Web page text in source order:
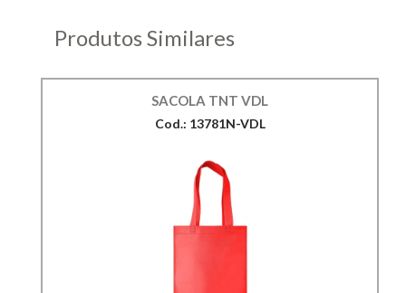
Produtos Similares
SACOLA TNT VDL
Cod.: 13781N-VDL